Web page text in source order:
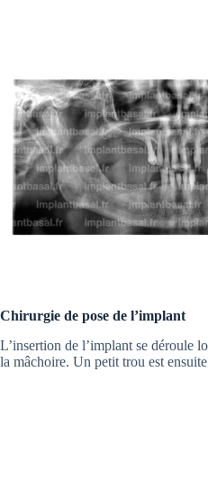
Chirurgie de pose de l’implant
L’insertion de l’implant se déroule
la mâchoire. Un petit trou est